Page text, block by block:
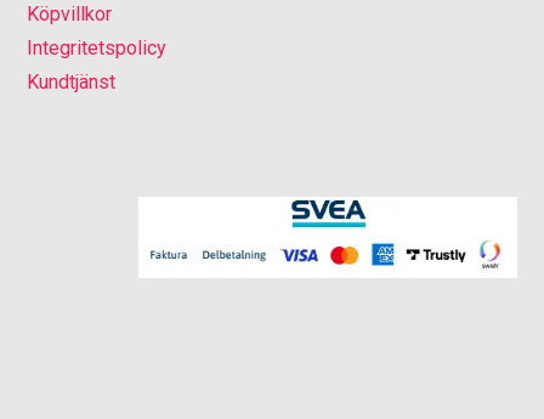
Köpvillkor
Integritetspolicy
Kundtjänst